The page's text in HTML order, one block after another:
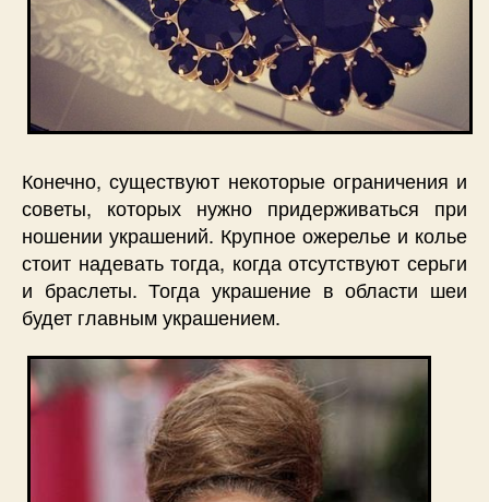
Конечно, существуют некоторые ограничения и
советы, которых нужно придерживаться при
ношении украшений. Крупное ожерелье и колье
стоит надевать тогда, когда отсутствуют серьги
и браслеты. Тогда украшение в области шеи
будет главным украшением.